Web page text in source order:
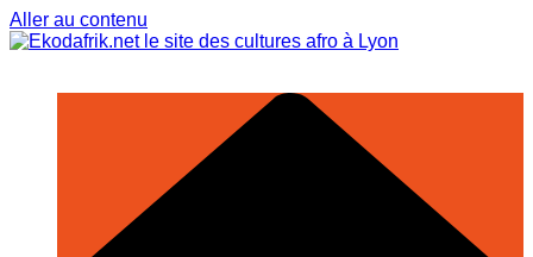
Aller au contenu